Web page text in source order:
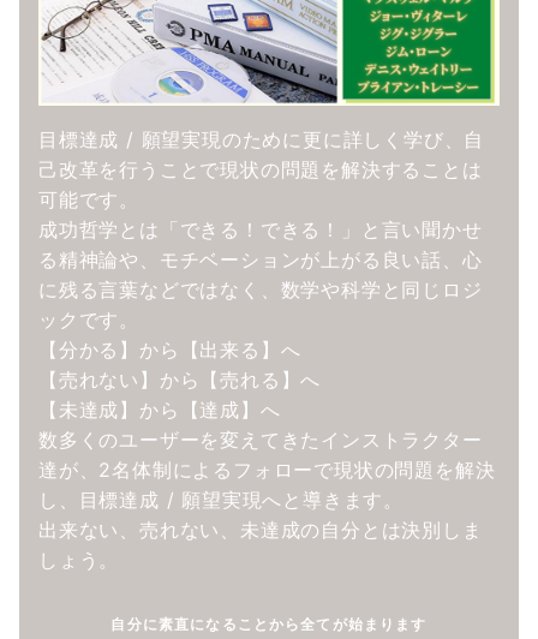
目標達成 / 願望実現のために更に詳しく学び、自
己改革を行うことで現状の問題を解決することは
可能です。
成功哲学とは「できる！できる！」と言い聞かせ
る精神論や、モチベーションが上がる良い話、心
に残る言葉などではなく、数学や科学と同じロジ
ックです。
【分かる】から【出来る】へ
【売れない】から【売れる】へ
【未達成】から【達成】へ
数多くのユーザーを変えてきたインストラクター
達が、2名体制によるフォローで現状の問題を解決
し、目標達成 / 願望実現へと導きます。
出来ない、売れない、未達成の自分とは決別しま
しょう。
自分に素直になることから全てが始まります